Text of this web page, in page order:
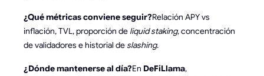
¿Qué métricas conviene seguir?Relación APY vs
inflación, TVL, proporción de liquid staking, concentración
de validadores e historial deslashing.
¿Dónde mantenerse al día?En DeFiLlama,